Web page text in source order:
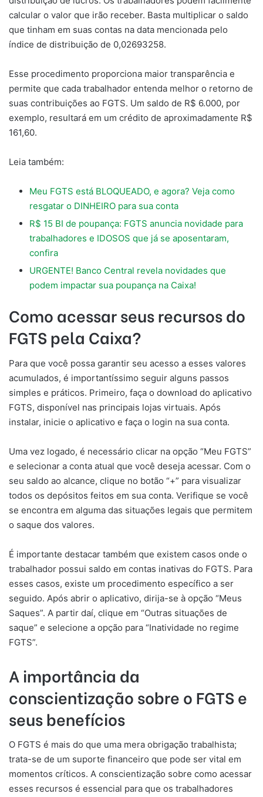
calcular o valor que irão receber. Basta multiplicar o saldo
que tinham em suas contas na data mencionada pelo
índice de distribuição de 0,02693258.
Esse procedimento proporciona maior transparência e
permite que cada trabalhador entenda melhor o retorno de
suas contribuições ao FGTS. Um saldo de R$ 6.000, por
exemplo, resultará em um crédito de aproximadamente R$
161,60.
Leia também:
Meu FGTS está BLOQUEADO, e agora? Veja como
resgatar o DINHEIRO para sua conta
R$ 15 BI de poupança: FGTS anuncia novidade para
trabalhadores e IDOSOS que já se aposentaram,
confira
URGENTE! Banco Central revela novidades que
podem impactar sua poupança na Caixa!
Como acessar seus recursos do
FGTS pela Caixa?
Para que você possa garantir seu acesso a esses valores
acumulados, é importantíssimo seguir alguns passos
simples e práticos. Primeiro, faça o download do aplicativo
FGTS, disponível nas principais lojas virtuais. Após
instalar, inicie o aplicativo e faça o login na sua conta.
Uma vez logado, é necessário clicar na opção “Meu FGTS”
e selecionar a conta atual que você deseja acessar. Com o
seu saldo ao alcance, clique no botão “+” para visualizar
todos os depósitos feitos em sua conta. Verifique se você
se encontra em alguma das situações legais que permitem
o saque dos valores.
É importante destacar também que existem casos onde o
trabalhador possui saldo em contas inativas do FGTS. Para
esses casos, existe um procedimento específico a ser
seguido. Após abrir o aplicativo, dirija-se à opção “Meus
Saques”. A partir daí, clique em “Outras situações de
saque” e selecione a opção para “Inatividade no regime
FGTS”.
A importância da
conscientização sobre o FGTS e
seus benefícios
O FGTS é mais do que uma mera obrigação trabalhista;
trata-se de um suporte financeiro que pode ser vital em
momentos críticos. A conscientização sobre como acessar
esses recursos é essencial para que os trabalhadores